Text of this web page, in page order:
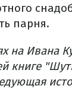
парня.
на Ивана
книге